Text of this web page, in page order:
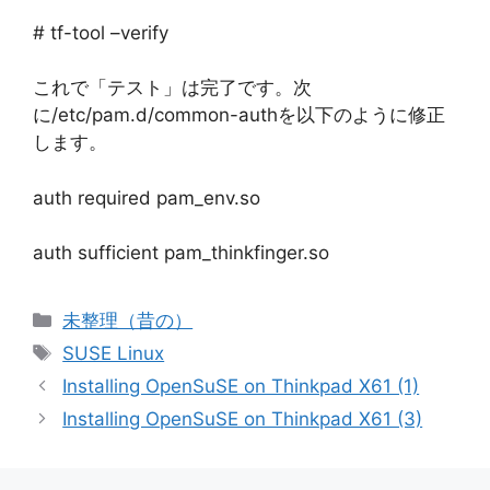
# tf-tool –verify
これで「テスト」は完了です。次
に/etc/pam.d/common-authを以下のように修正
します。
auth required pam_env.so
auth sufficient pam_thinkfinger.so
カ
テ
リ
ー
未整理（昔の）
タ
グ
SUSE Linux
Installing OpenSuSE on Thinkpad X61 (1)
Installing OpenSuSE on Thinkpad X61 (3)